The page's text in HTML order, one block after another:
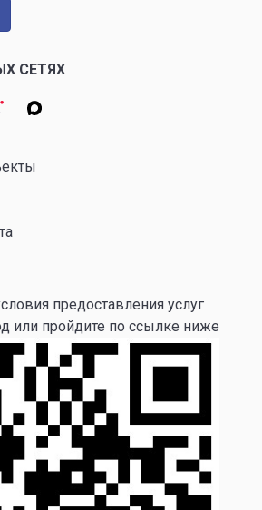
СЕТЯХ
предоставления услуг
или пройдите по ссылке ниже